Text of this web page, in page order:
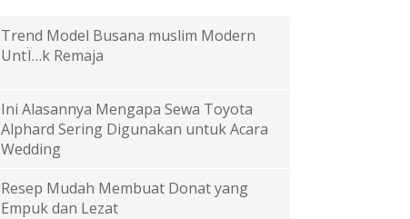
Trend Model Busana muslim Modern
UntÏ…k Remaja
Ini Alasannya Mengapa Sewa Toyota
Alphard Sering Digunakan untuk Acara
Wedding
Resep Mudah Membuat Donat yang
Empuk dan Lezat